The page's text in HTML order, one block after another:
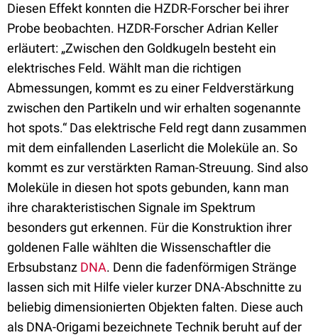
Diesen Effekt konnten die HZDR-Forscher bei ihrer
Probe beobachten. HZDR-Forscher Adrian Keller
erläutert: „Zwischen den Goldkugeln besteht ein
elektrisches Feld. Wählt man die richtigen
Abmessungen, kommt es zu einer Feldverstärkung
zwischen den Partikeln und wir erhalten sogenannte
hot spots.“ Das elektrische Feld regt dann zusammen
mit dem einfallenden Laserlicht die Moleküle an. So
kommt es zur verstärkten Raman-Streuung. Sind also
Moleküle in diesen hot spots gebunden, kann man
ihre charakteristischen Signale im Spektrum
besonders gut erkennen. Für die Konstruktion ihrer
goldenen Falle wählten die Wissenschaftler die
Erbsubstanz DNA. Denn die fadenförmigen Stränge
lassen sich mit Hilfe vieler kurzer DNA-Abschnitte zu
beliebig dimensionierten Objekten falten. Diese auch
als DNA-Origami bezeichnete Technik beruht auf der